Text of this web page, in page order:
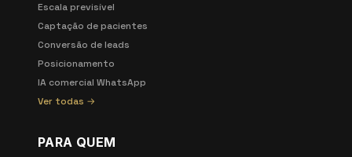
Escala previsível
Captação de pacientes
Conversão de leads
Posicionamento
IA comercial WhatsApp
Ver todas →
PARA QUEM